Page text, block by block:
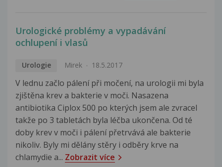
Urologické problémy a vypadávání
ochlupení i vlasů
Urologie Mirek 18.5.2017
V lednu začlo pálení při močení, na urologii mi byla
zjištěna krev a bakterie v moči. Nasazena
antibiotika Ciplox 500 po kterých jsem ale zvracel
takže po 3 tabletách byla léčba ukončena. Od té
doby krev v moči i pálení přetrvává ale bakterie
nikoliv. Byly mi dělány stěry i odběry krve na
chlamydie a... Zobrazit více